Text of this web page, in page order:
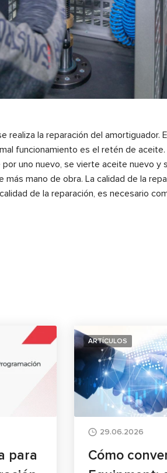
la reparación del
funcionamiento es el retén de
uno nuevo, se vierte aceite nuevo y
mano de obra. La calidad de la
de la reparación, es necesario
para
ARTÍCULOS
29.06.2026
Cómo